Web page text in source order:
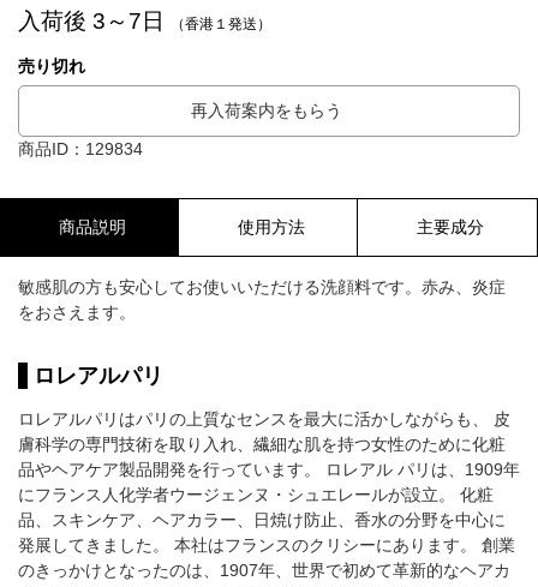
入荷後 3～7日 （香港１発送）
売り切れ
再入荷案内をもらう
商品ID：129834
商品説明 使用方法 主要成分
敏感肌の方も安心してお使いいただける洗顔料です。赤み、炎症
をおさえます。
ロレアルパリ
ロレアルパリはパリの上質なセンスを最大に活かしながらも、 皮
膚科学の専門技術を取り入れ、繊細な肌を持つ女性のために化粧
品やヘアケア製品開発を行っています。 ロレアル パリは、1909年
にフランス人化学者ウージェンヌ・シュエレールが設立。 化粧
品、スキンケア、ヘアカラー、日焼け防止、香水の分野を中心に
発展してきました。 本社はフランスのクリシーにあります。 創業
のきっかけとなったのは、1907年、世界で初めて革新的なヘアカ